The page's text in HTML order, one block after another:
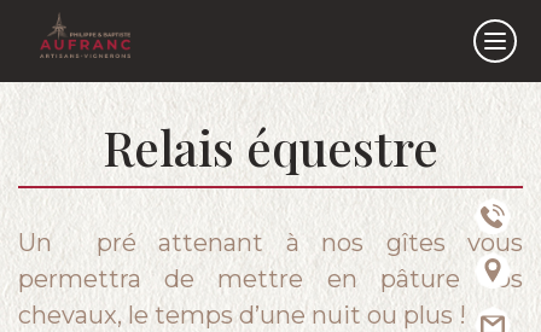
Actualités
Le Vignoble
Nos Vins
Les Gîtes et La Tiny House
Relais équestre
Un pré attenant à nos gîtes vous
permettra de mettre en pâture vos
chevaux, le temps d’une nuit ou plus !